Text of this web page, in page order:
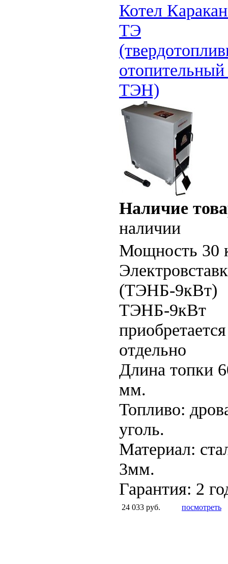
Котел
ТЭ
отопительный
ТЭН)
Наличие
наличии
Мощность 30
(ТЭНБ-9кВт)
ТЭНБ-9кВт
приобретается
отдельно
Длина топки
мм.
Топливо:
уголь.
Материал:
3мм.
Гарантия: 2
24 033 руб. посмотреть